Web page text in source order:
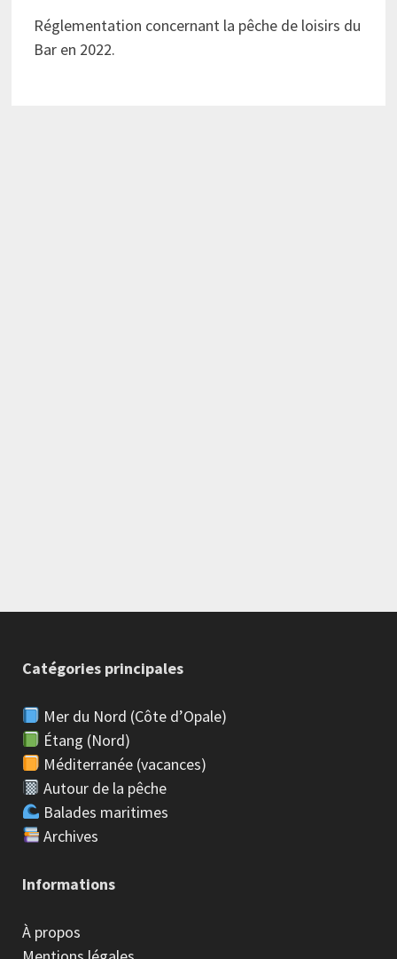
Réglementation concernant la pêche de loisirs du
Bar en 2022.
Catégories principales
Mer du Nord (Côte d’Opale)
Étang (Nord)
Méditerranée (vacances)
Autour de la pêche
Balades maritimes
Archives
Informations
À propos